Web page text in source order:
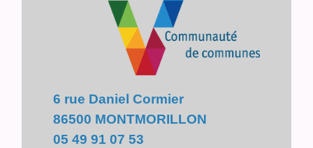
6 rue Daniel Cormier
86500 MONTMORILLON
05 49 91 07 53